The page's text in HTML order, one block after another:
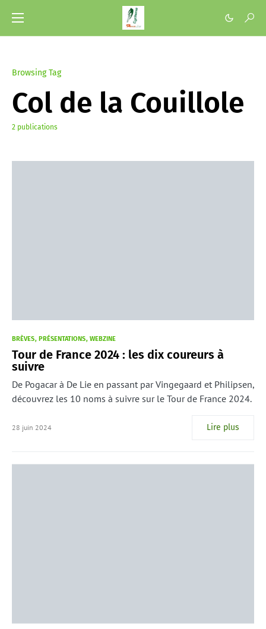
Browsing Tag
Col de la Couillole
2 publications
BRÈVES PRÉSENTATIONS WEBZINE
Tour de France 2024 : les dix coureurs à
suivre
De Pogacar à De Lie en passant par Vingegaard et Philipsen,
découvrez les 10 noms à suivre sur le Tour de France 2024.
28 juin 2024 Lire plus